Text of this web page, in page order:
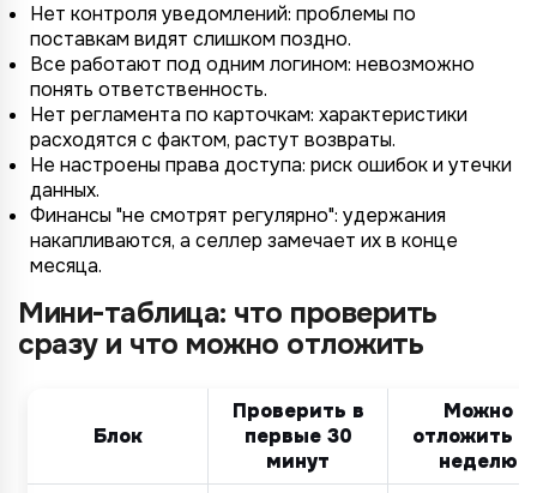
Нет контроля уведомлений: проблемы по
поставкам видят слишком поздно.
Все работают под одним логином: невозможно
понять ответственность.
Нет регламента по карточкам: характеристики
расходятся с фактом, растут возвраты.
Не настроены права доступа: риск ошибок и утечки
данных.
Финансы "не смотрят регулярно": удержания
накапливаются, а селлер замечает их в конце
месяца.
Мини-таблица: что проверить
сразу и что можно отложить
Блок
Проверить в
первые 30
минут
Можно
отложить
неделю
Подключение к
TotalCRM
Подключение к
TotalCRM
Подключение к
TotalCRM
Подключение к
TotalCRM
Подключение к
TotalCRM
Подключение к
TotalCRM
Подключение к
TotalCRM